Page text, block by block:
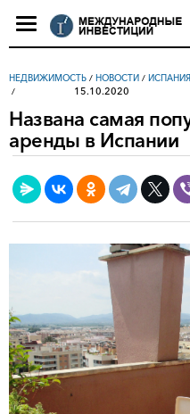
НЕДВИЖИМОСТЬ / НОВОСТИ / ИСПАНИЯ
15.10.2020
Названа самая
аренды в Испании